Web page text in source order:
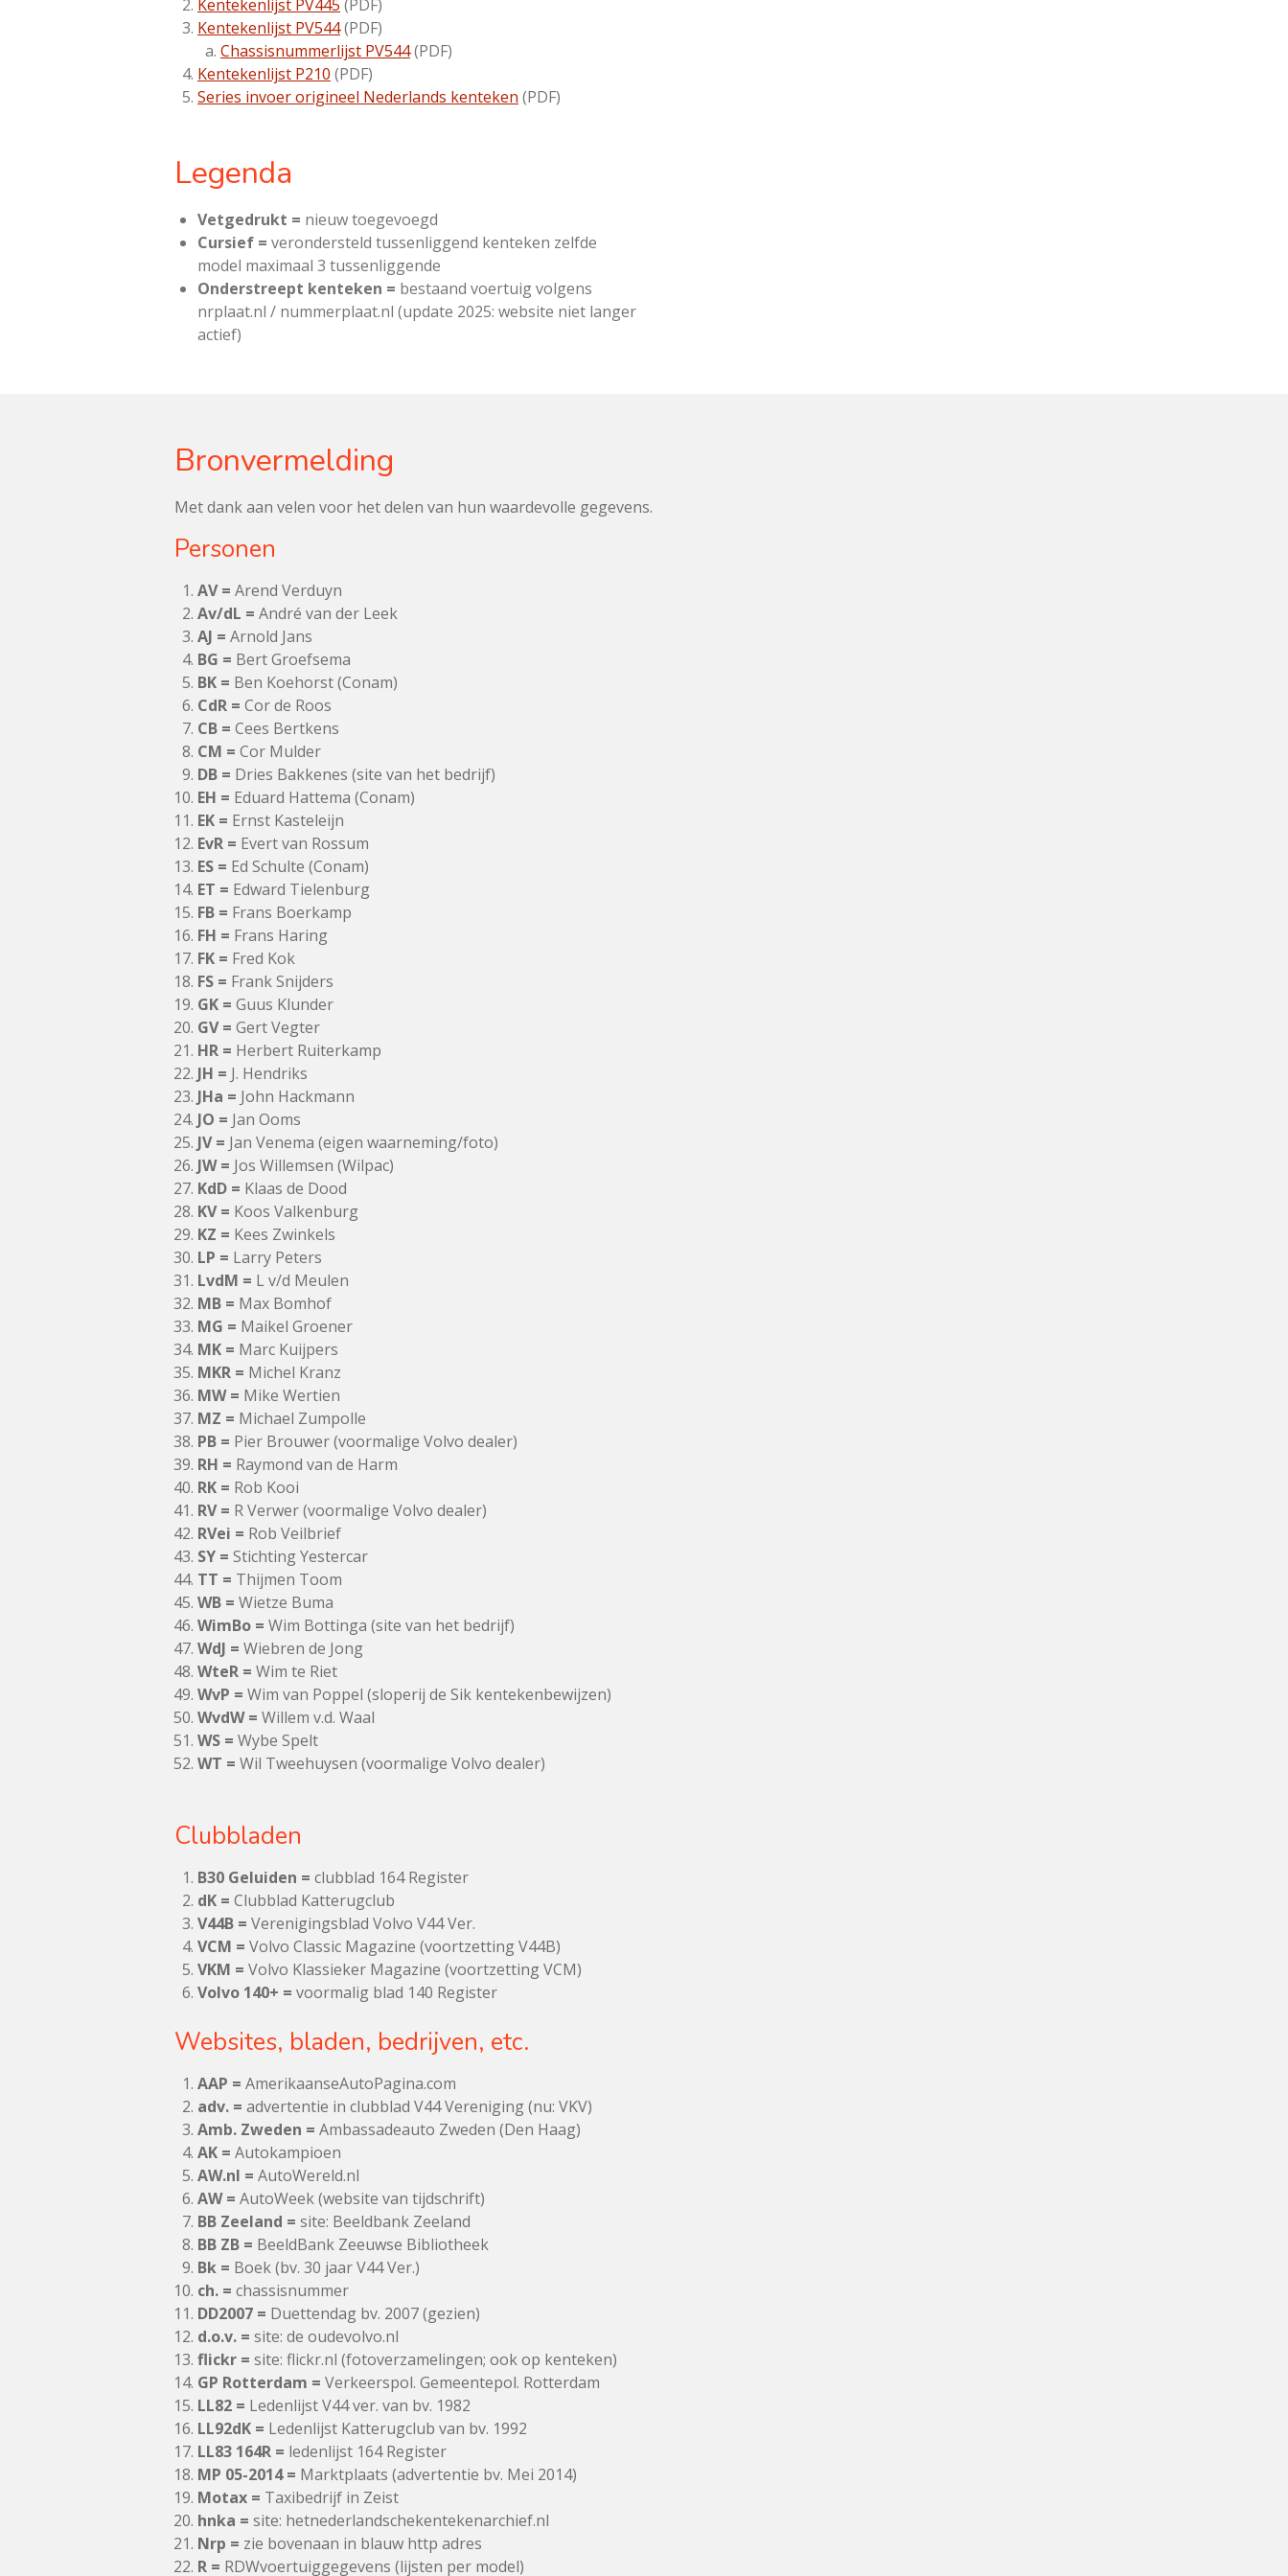
Kentekenlijst PV445 (PDF)
Kentekenlijst PV544(PDF)
Chassisnummerlijst PV544(PDF)
Kentekenlijst P210 (PDF)
Series invoer origineel Nederlands kenteken (PDF)
Legenda
Vetgedrukt = nieuw toegevoegd
Cursief = verondersteld tussenliggend kenteken zelfde
model maximaal 3 tussenliggende
Onderstreept kenteken = bestaand voertuig volgens
nrplaat.nl / nummerplaat.nl (update 2025: website niet langer
actief)
Bronvermelding
Met dank aan velen voor het delen van hun waardevolle gegevens.
Personen
AV = Arend Verduyn
Av/dL = André van der Leek
AJ = Arnold Jans
BG = Bert Groefsema
BK = Ben Koehorst (Conam)
CdR = Cor de Roos
CB = Cees Bertkens
CM = Cor Mulder
DB = Dries Bakkenes (site van het bedrijf)
EH = Eduard Hattema (Conam)
EK = Ernst Kasteleijn
EvR = Evert van Rossum
ES = Ed Schulte (Conam)
ET = Edward Tielenburg
FB = Frans Boerkamp
FH = Frans Haring
FK = Fred Kok
FS = Frank Snijders
GK = Guus Klunder
GV = Gert Vegter
HR = Herbert Ruiterkamp
JH = J. Hendriks
JHa = John Hackmann
JO = Jan Ooms
JV = Jan Venema (eigen waarneming/foto)
JW = Jos Willemsen (Wilpac)
KdD = Klaas de Dood
KV = Koos Valkenburg
KZ = Kees Zwinkels
LP = Larry Peters
LvdM = L v/d Meulen
MB = Max Bomhof
MG = Maikel Groener
MK = Marc Kuijpers
MKR = Michel Kranz
MW = Mike Wertien
MZ = Michael Zumpolle
PB = Pier Brouwer (voormalige Volvo dealer)
RH = Raymond van de Harm
RK = Rob Kooi
RV = R Verwer (voormalige Volvo dealer)
RVei = Rob Veilbrief
SY = Stichting Yestercar
TT = Thijmen Toom
WB = Wietze Buma
WimBo = Wim Bottinga (site van het bedrijf)
WdJ = Wiebren de Jong
WteR = Wim te Riet
WvP = Wim van Poppel (sloperij de Sik kentekenbewijzen)
WvdW = Willem v.d. Waal
WS = Wybe Spelt
WT = Wil Tweehuysen (voormalige Volvo dealer)
Clubbladen
B30 Geluiden = clubblad 164 Register
dK = Clubblad Katterugclub
V44B = Verenigingsblad Volvo V44 Ver.
VCM = Volvo Classic Magazine (voortzetting V44B)
VKM = Volvo Klassieker Magazine (voortzetting VCM)
Volvo 140+ = voormalig blad 140 Register
Websites, bladen, bedrijven, etc.
AAP = AmerikaanseAutoPagina.com
adv. = advertentie in clubblad V44 Vereniging (nu: VKV)
Amb. Zweden = Ambassadeauto Zweden (Den Haag)
AK = Autokampioen
AW.nl = AutoWereld.nl
AW = AutoWeek (website van tijdschrift)
BB Zeeland = site: Beeldbank Zeeland
BB ZB = BeeldBank Zeeuwse Bibliotheek
Bk = Boek (bv. 30 jaar V44 Ver.)
ch. = chassisnummer
DD2007 = Duettendag bv. 2007 (gezien)
d.o.v. = site: de oudevolvo.nl
flickr = site: flickr.nl (fotoverzamelingen; ook op kenteken)
GP Rotterdam = Verkeerspol. Gemeentepol. Rotterdam
LL82 = Ledenlijst V44 ver. van bv. 1982
LL92dK = Ledenlijst Katterugclub van bv. 1992
LL83 164R = ledenlijst 164 Register
MP 05-2014 = Marktplaats (advertentie bv. Mei 2014)
Motax = Taxibedrijf in Zeist
hnka = site: hetnederlandschekentekenarchief.nl
Nrp = zie bovenaan in blauw http adres
R = RDWvoertuiggegevens (lijsten per model)